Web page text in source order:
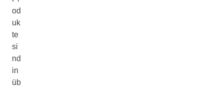
od
uk
te
si
nd
in
üb